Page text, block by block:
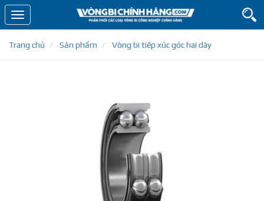
Toggle
navigation
Trang chủ
Sản phẩm Vòng bi tiếp xúc góc hai dãy